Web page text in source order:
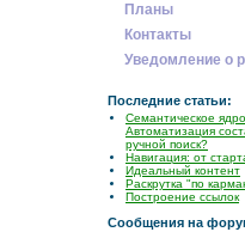
Планы
Контакты
Уведомление о
Последние статьи:
Семантическое ядро.
Автоматизация
ручной поиск?
Навигация: от
Идеальный контент
Раскрутка "по
Построение ссылок
Сообщения на